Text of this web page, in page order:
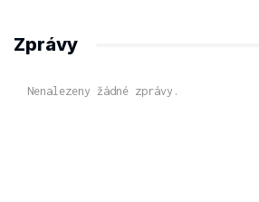
Zprávy
Nenalezeny žádné zprávy.